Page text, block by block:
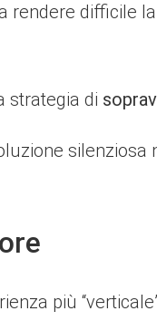
rendere difficile
strategia di
silenziosa
più